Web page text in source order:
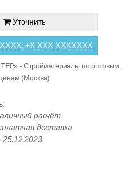
Уточнить
+X XXX XXXXXXX
- Стройматериалы по оптовым
ценам (Москва)
расчёт
доставка
25.12.2023